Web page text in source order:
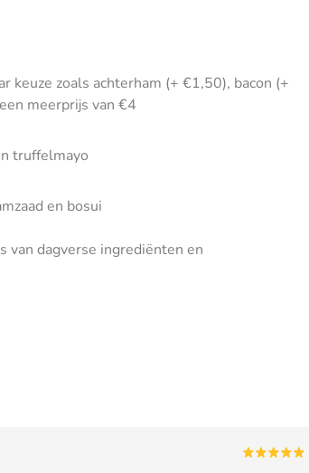
keuze zoals achterham (+ €1,50), bacon (+
meerprijs van €4
truffelmayo
en bosui
van dagverse ingrediënten en